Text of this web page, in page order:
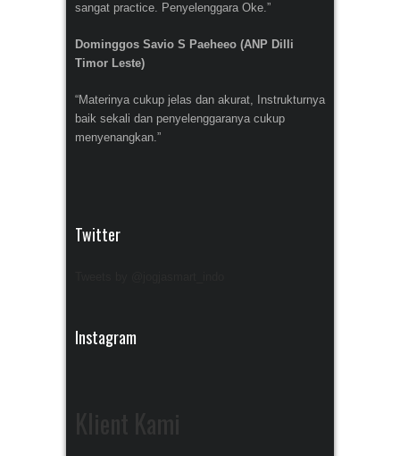
sangat practice. Penyelenggara Oke.”
Dominggos Savio S Paeheeo (ANP Dilli
Timor Leste)
“Materinya cukup jelas dan akurat, Instrukturnya
baik sekali dan penyelenggaranya cukup
menyenangkan.”
Twitter
Instagram